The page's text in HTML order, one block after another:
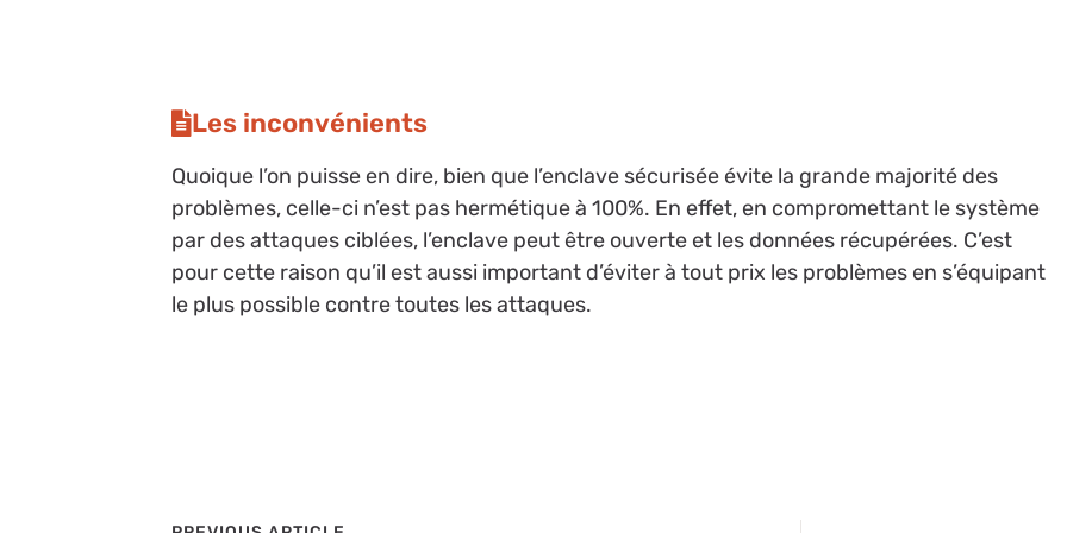
Les inconvénients
Quoique l’on puisse en dire, bien que l’enclave sécurisée évite la grande majorité des
problèmes, celle-ci n’est pas hermétique à 100%. En effet, en compromettant le système
par des attaques ciblées, l’enclave peut être ouverte et les données récupérées. C’est
pour cette raison qu’il est aussi important d’éviter à tout prix les problèmes en s’équipant
le plus possible contre toutes les attaques.